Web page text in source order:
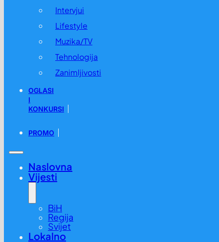
Intervjui
Lifestyle
Muzika/TV
Tehnologija
Zanimljivosti
OGLASI
I
KONKURSI
PROMO
Naslovna
Vijesti
BiH
Regija
Svijet
Lokalno